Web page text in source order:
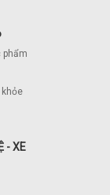
phẩm
- XE